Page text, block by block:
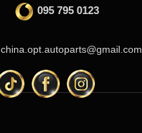
095 795 0123
china.opt.autoparts@gmail.com